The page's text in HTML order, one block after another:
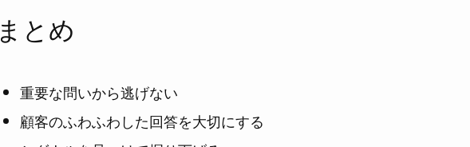
まとめ
重要な問いから逃げない
顧客のふわふわした回答を大切にする